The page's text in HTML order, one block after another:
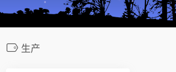
生产